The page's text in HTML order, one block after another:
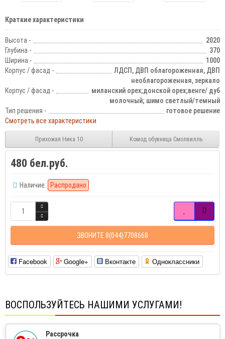
Краткие характеристики
Высота -
2020
Глубина -
370
Ширина -
1000
Корпус / фасад -
ЛДСП, ДВП облагороженная, ДВП
необлагороженная, зеркало
Корпус / фасад -
миланский орех;донской орех;венге/ дуб
молочный; шимо светлый/темный
Тип решения -
готовое решение
Смотреть все характеристики
Прихожая Ника 10 Комод обувница Смолвилль
480 бел.руб.
Наличие: Распродано
ЗВОНИТЕ 8(044)7708668
Facebook Google+ Вконтакте Одноклассники
ВОСПОЛЬЗУЙТЕСЬ НАШИМИ УСЛУГАМИ!
Рассрочка